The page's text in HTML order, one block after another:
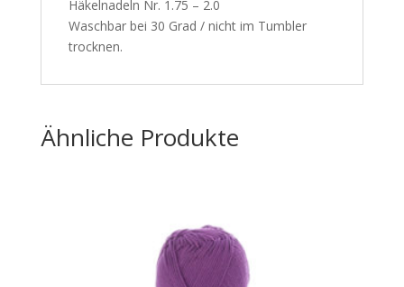
Häkelnadeln Nr. 1.75 – 2.0
Waschbar bei 30 Grad / nicht im Tumbler
trocknen.
Ähnliche Produkte